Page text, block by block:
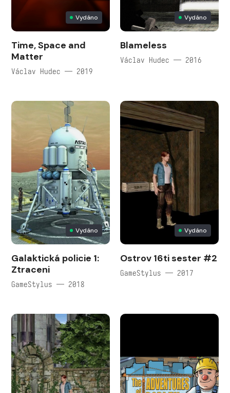
Vydáno
Time, Space and
Matter
Václav Hudec — 2019
Vydáno
Blameless
Václav Hudec — 2016
Vydáno
Galaktická policie 1:
Ztraceni
GameStylus — 2018
Vydáno
Ostrov 16ti sester #2
GameStylus — 2017